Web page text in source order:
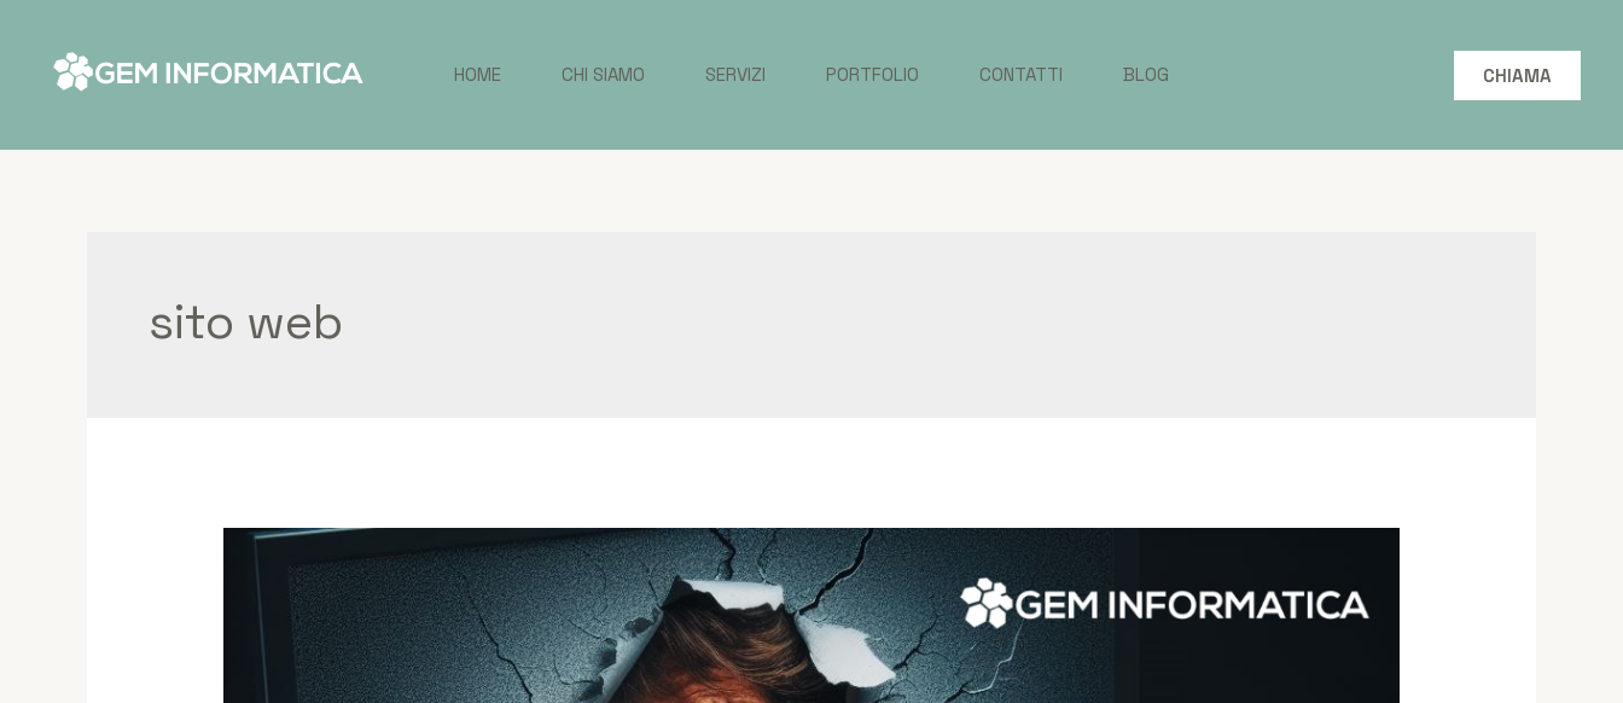
HOME CHI SIAMO SERVIZI PORTFOLIO CONTATTI BLOG CHIAMA
sito web